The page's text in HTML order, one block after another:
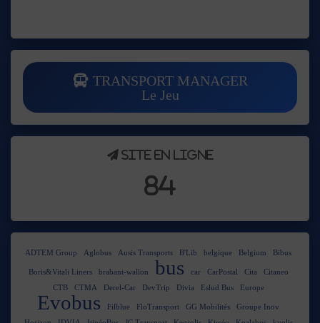
TRANSPORT MANAGER
Le Jeu
Site en ligne
84
ADTEM Group Aglobus Ausis Transports B'Lib belgique Belgium Bibus
Boris&Vitali Liners brabant-wallon bus car CarPostal Cita
Citaneo
CTB
CTMA Derel-Car DevTrip Divia Eslud Bus Europe
Evobus Filblue FloTransport GG Mobilités
Groupe Inov